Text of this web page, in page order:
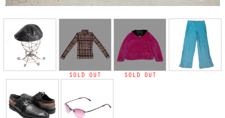
SOLD OUT SOLD OUT